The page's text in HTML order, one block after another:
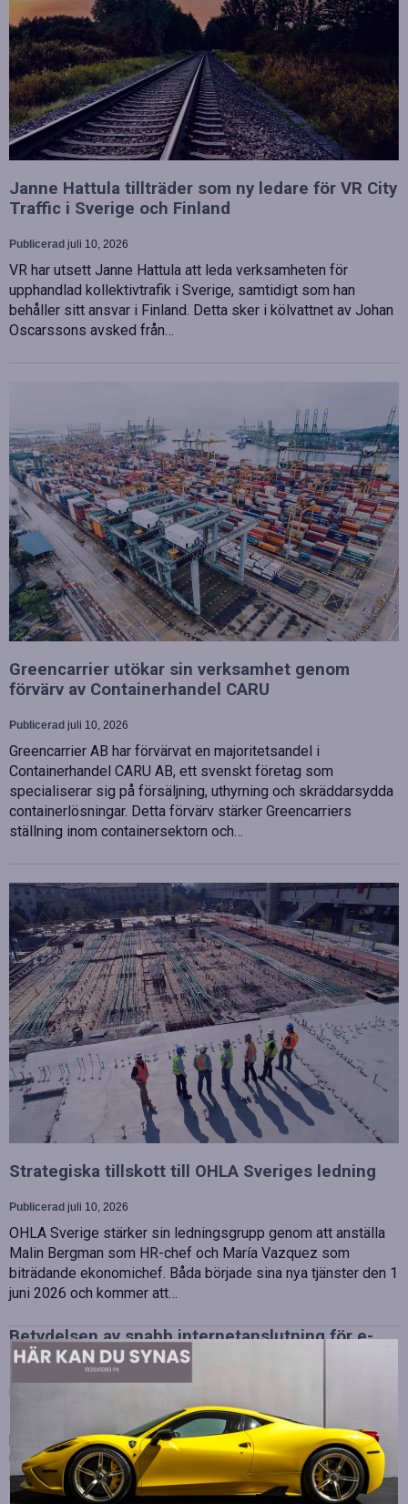
Janne Hattula tillträder som ny ledare för VR City
Traffic i Sverige och Finland
Publicerad juli 10, 2026
VR har utsett Janne Hattula att leda verksamheten för
upphandlad kollektivtrafik i Sverige, samtidigt som han
behåller sitt ansvar i Finland. Detta sker i kölvattnet av Johan
Oscarssons avsked från…
Greencarrier utökar sin verksamhet genom
förvärv av Containerhandel CARU
Publicerad juli 10, 2026
Greencarrier AB har förvärvat en majoritetsandel i
Containerhandel CARU AB, ett svenskt företag som
specialiserar sig på försäljning, uthyrning och skräddarsydda
containerlösningar. Detta förvärv stärker Greencarriers
ställning inom containersektorn och…
Strategiska tillskott till OHLA Sveriges ledning
Publicerad juli 10, 2026
OHLA Sverige stärker sin ledningsgrupp genom att anställa
Malin Bergman som HR-chef och María Vazquez som
biträdande ekonomichef. Båda började sina nya tjänster den 1
juni 2026 och kommer att…
Betydelsen av snabb internetanslutning för e-
sport
E-sport har utvecklats från att vara en hobby till en
professionell disciplin där varje millisekund kan avgöra
utgången av en tävling. Spelare lägger stor vikt vid hårdvara
och spelmekaniker, men…